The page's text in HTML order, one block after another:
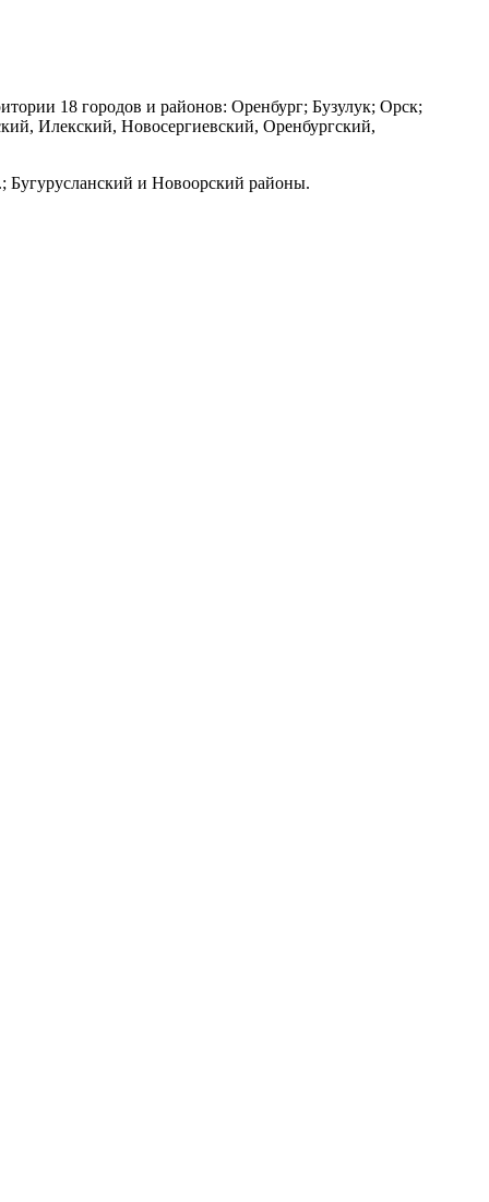
18 городов и районов: Оренбург; Бузулук; Орск;
Илекский, Новосергиевский, Оренбургский,
Бугурусланский и Новоорский районы.